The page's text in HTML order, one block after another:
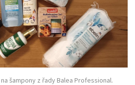
šampony z řady Balea Professional.